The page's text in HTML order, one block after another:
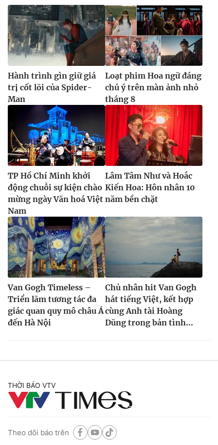
Ðiện thoại Thời báo VTV:024.66 897 897
Email:toasoan@vtv.vn
Liên hệ quảng cáo:024-7300.7108
® Cấm sao chép dưới mọi hình thức nếu không có sự chấp
thuận bằng văn bản. Ghi rõ nguồn VTV.vn khi phát hành lại
thông tin từ website này.
Hành trình gìn giữ giá
trị cốt lõi của Spider-
Man
Loạt phim Hoa ngữ đáng
chú ý trên màn ảnh nhỏ
tháng 8
TP Hồ Chí Minh khởi
động chuỗi sự kiện chào
mừng ngày Văn hoá Việt
Nam
Lâm Tâm Như và Hoắc
Kiến Hoa: Hôn nhân 10
năm bền chặt
Van Gogh Timeless –
Triển lãm tương tác đa
giác quan quy mô châu Á
đến Hà Nội
Chủ nhân hit Van Gogh
hát tiếng Việt, kết hợp
cùng Anh tài Hoàng
Dũng trong bản tình...
THỜI BÁO VTV
Theo dõi báo trên